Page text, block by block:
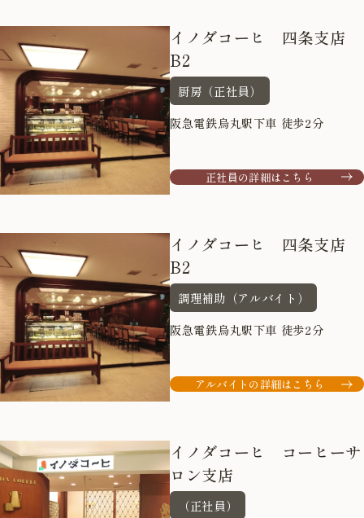
イノダコーヒ 四条支店
B2
厨房（正社員）
阪急電鉄烏丸駅下車 徒歩2分
正社員の詳細はこちら
イノダコーヒ 四条支店
B2
調理補助（アルバイト）
阪急電鉄烏丸駅下車 徒歩2分
アルバイトの詳細はこちら
イノダコーヒ コーヒーサ
ロン支店
（正社員）